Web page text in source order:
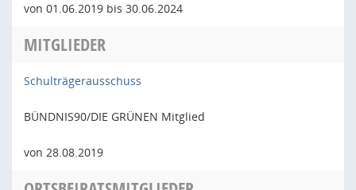
von 01.06.2019 bis 30.06.2024
MITGLIEDER
Schulträgerausschuss
BÜNDNIS90/DIE GRÜNEN Mitglied
von 28.08.2019